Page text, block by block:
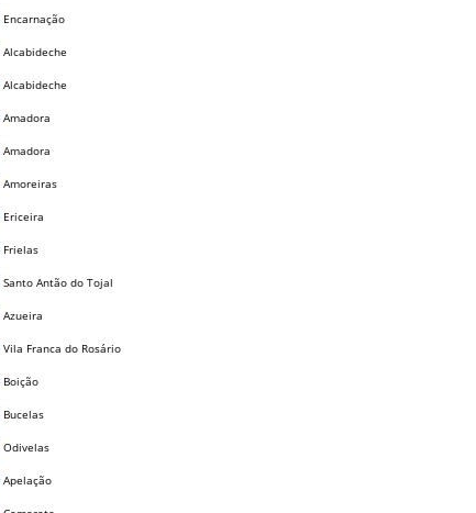
Encarnação
Alcabideche
Alcabideche
Amadora
Amadora
Amoreiras
Ericeira
Frielas
Santo Antão do Tojal
Azueira
Vila Franca do Rosário
Boição
Bucelas
Odivelas
Apelação